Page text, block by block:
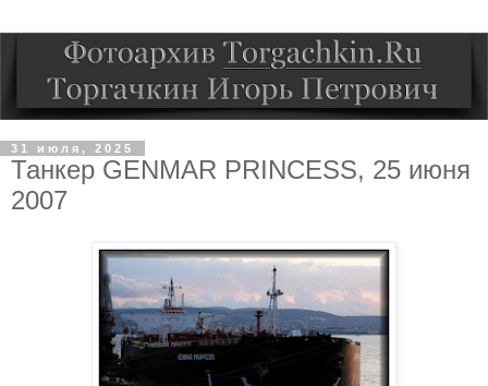
31 июля, 2025
Танкер GENMAR PRINCESS, 25 июня
2007